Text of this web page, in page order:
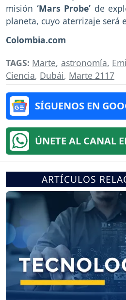
misión ‘Mars Probe’ de
planeta, cuyo aterrizaje será
Colombia.com
TAGS: Marte, astronomía,
Ciencia, Dubái, Marte 2117
SÍGUENOS EN
ÚNETE AL CANAL
ARTÍCULOS